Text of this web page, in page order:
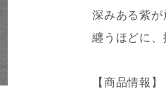
深みある紫が
纏うほどに、
【商品情報】